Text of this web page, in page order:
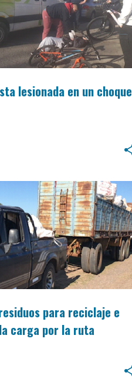
lesionada en un choque
para reciclaje e
carga por la ruta